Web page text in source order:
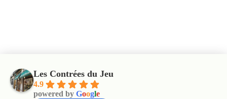
Les Contrées du Jeu
4.9
powered by Google